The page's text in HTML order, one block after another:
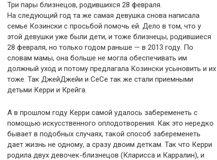
Три пары близнецов, родившихся 28 февраля.
На следующий год та же самая девушка снова написала
семье Козински с просьбой помочь ей. Дело в том, что у
этой девушки уже были дети, и тоже близнецы, родившиеся
28 февраля, но только годом раньше — в 2013 году. По
словам мамы, она больше не могла обеспечивать им
должный уход и потому предлагала Козински усыновить и их
тоже. Так ДжейДжейи и СеСе так же стали приемными
детьми Керри и Крейга.
А в прошлом году Керри самой удалось забеременеть с
помощью искусственного оплодотворения. Как это нередко
бывает в подобных случаях, такой способ забеременеть
дает жизнь не одному, а сразу двоим деткам. Так что Керри
родила двух девочек-близнецов (Кларисса и Карралин), и